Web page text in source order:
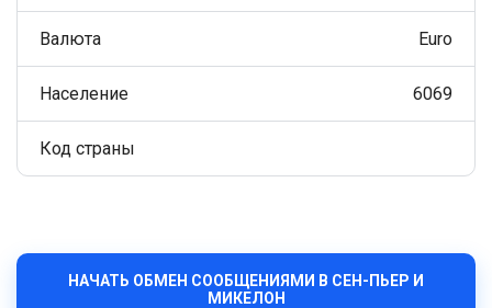
Валюта Euro
Население 6069
Код страны
НАЧАТЬ ОБМЕН СООБЩЕНИЯМИ В СЕН-ПЬЕР И
МИКЕЛОН